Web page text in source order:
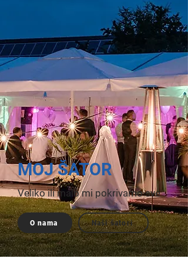
MOJ ŠATOR
Veliko ili malo mi pokrivamo sve
O nama Naši šatori